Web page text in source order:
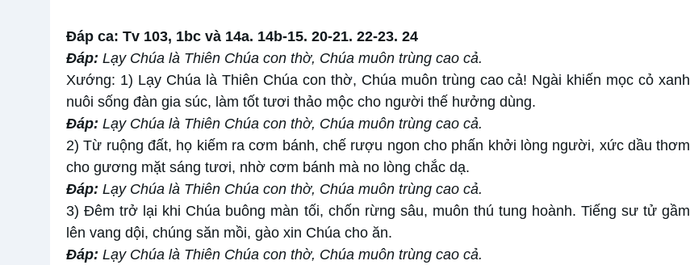
Đáp ca: Tv 103, 1bc và 14a. 14b-15. 20-21. 22-23. 24
Đáp: Lạy Chúa là Thiên Chúa con thờ, Chúa muôn trùng cao cả.
Xướng: 1) Lạy Chúa là Thiên Chúa con thờ, Chúa muôn trùng cao cả! Ngài khiến mọc cỏ xanh
nuôi sống đàn gia súc, làm tốt tươi thảo mộc cho người thế hưởng dùng.
Đáp: Lạy Chúa là Thiên Chúa con thờ, Chúa muôn trùng cao cả.
2) Từ ruộng đất, họ kiếm ra cơm bánh, chế rượu ngon cho phấn khởi lòng người, xức dầu thơm
cho gương mặt sáng tươi, nhờ cơm bánh mà no lòng chắc dạ.
Đáp: Lạy Chúa là Thiên Chúa con thờ, Chúa muôn trùng cao cả.
3) Đêm trở lại khi Chúa buông màn tối, chốn rừng sâu, muôn thú tung hoành. Tiếng sư tử gầm
lên vang dội, chúng săn mồi, gào xin Chúa cho ăn.
Đáp: Lạy Chúa là Thiên Chúa con thờ, Chúa muôn trùng cao cả.